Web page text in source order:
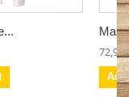
72,95